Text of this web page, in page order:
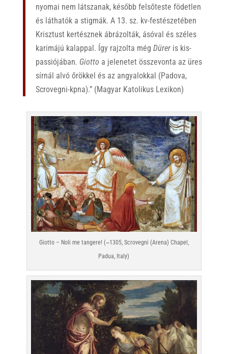
nyomai nem látszanak, később felsőteste födetlen
és láthatók a stigmák. A 13. sz. kv-festészetében
Krisztust kertésznek ábrázolták, ásóval és széles
karimájú kalappal. Így rajzolta még Düreris kis-
passiójában. Giotto a jelenetet összevonta az üres
sírnál alvó őrökkel és az angyalokkal (Padova,
Scrovegni-kpna).” (Magyar Katolikus Lexikon)
Giotto – Noli me tangere! (~1305, Scrovegni (Arena) Chapel,
Padua, Italy)